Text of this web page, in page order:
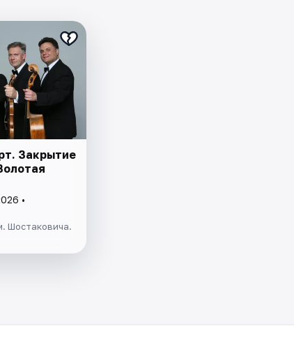
Закрытие
•
Шостаковича.